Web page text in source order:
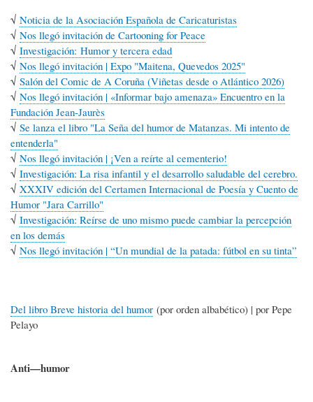
√ Noticia de la Asociación Española de Caricaturistas
√ Nos llegó invitación de Cartooning for Peace
√ Investigación: Humor y tercera edad
√ Nos llegó invitación | Expo "Maitena, Quevedos 2025"
√ Salón del Comic de A Coruña (Viñetas desde o Atlántico 2026)
√ Nos llegó invitación | «Informar bajo amenaza» Encuentro en la
Fundación Jean-Jaurès
√ Se lanza el libro "La Seña del humor de Matanzas. Mi intento de
entenderla"
√ Nos llegó invitación | ¡Ven a reírte al cementerio!
√ Investigación: La risa infantil y el desarrollo saludable del cerebro.
√ XXXIV edición del Certamen Internacional de Poesía y Cuento de
Humor "Jara Carrillo"
√ Investigación: Reírse de uno mismo puede cambiar la percepción
en los demás
√ Nos llegó invitación | “Un mundial de la patada: fútbol en su tinta”
Del libro Breve historia del humor (por orden albabético) | por Pepe
Pelayo
Anti—humor